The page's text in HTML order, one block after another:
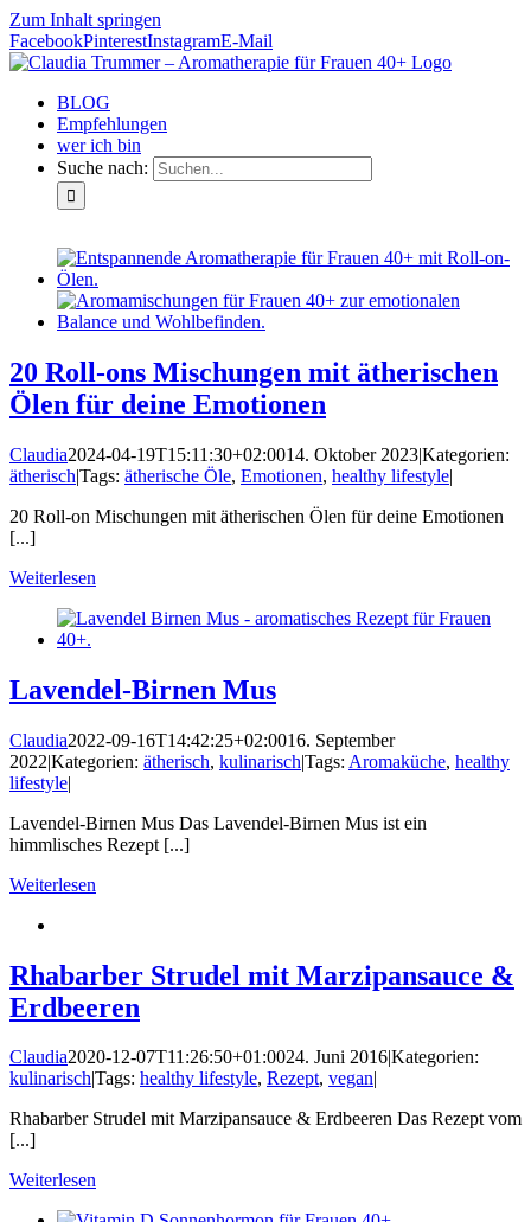
Zum Inhalt springen
FacebookPinterestInstagramE-Mail
BLOG
Empfehlungen
wer ich bin
Suche nach:
20 Roll-ons Mischungen mit ätherischen
Ölen für deine Emotionen
Claudia2024-04-19T15:11:30+02:0014. Oktober 2023|Kategorien:
ätherisch|Tags: ätherische Öle, Emotionen, healthy lifestyle|
20 Roll-on Mischungen mit ätherischen Ölen für deine Emotionen
[...]
Weiterlesen
Lavendel-Birnen Mus
Claudia2022-09-16T14:42:25+02:0016. September
2022|Kategorien: ätherisch, kulinarisch|Tags: Aromaküche, healthy
lifestyle|
Lavendel-Birnen Mus Das Lavendel-Birnen Mus ist ein
himmlisches Rezept [...]
Weiterlesen
Rhabarber Strudel mit Marzipansauce &
Erdbeeren
Claudia2020-12-07T11:26:50+01:0024. Juni 2016|Kategorien:
kulinarisch|Tags: healthy lifestyle, Rezept, vegan|
Rhabarber Strudel mit Marzipansauce & Erdbeeren Das Rezept vom
[...]
Weiterlesen